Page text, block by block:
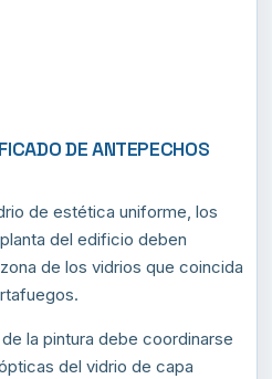
DE ANTEPECHOS
de estética uniforme, los
del edificio deben
de los vidrios que coincida
la pintura debe coordinarse
del vidrio de capa